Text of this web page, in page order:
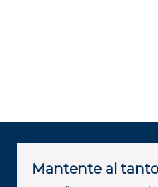
Mantente al